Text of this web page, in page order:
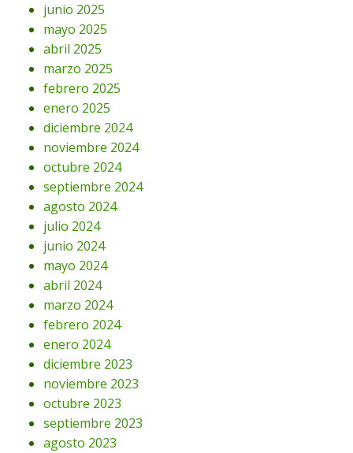
junio 2025
mayo 2025
abril 2025
marzo 2025
febrero 2025
enero 2025
diciembre 2024
noviembre 2024
octubre 2024
septiembre 2024
agosto 2024
julio 2024
junio 2024
mayo 2024
abril 2024
marzo 2024
febrero 2024
enero 2024
diciembre 2023
noviembre 2023
octubre 2023
septiembre 2023
agosto 2023